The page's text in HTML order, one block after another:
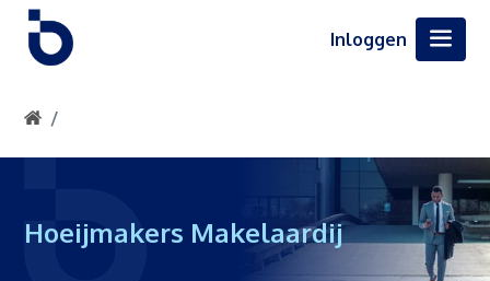
Inloggen
Hoeijmakers Makelaardij